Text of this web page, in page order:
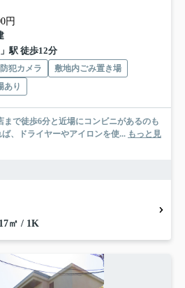
円
駅 徒歩12分
防犯カメラ
敷地内ごみ置き場
あり
で徒歩6分と近場にコンビニがあるのも
、ドライヤーやアイロンを使... もっと見
㎡ / 1K